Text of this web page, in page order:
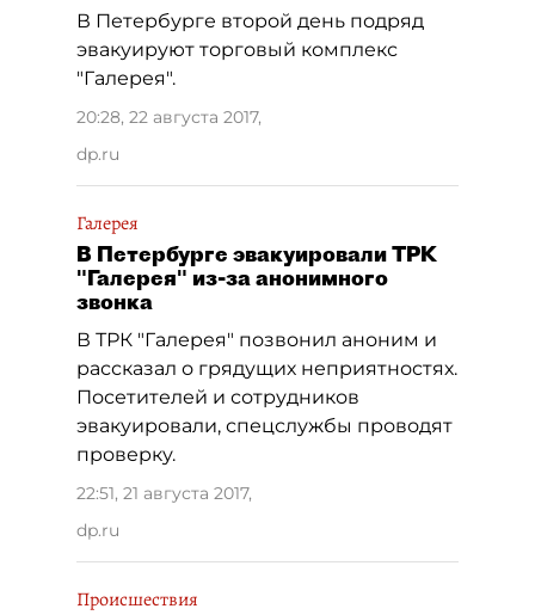
В Петербурге второй день подряд
эвакуируют торговый комплекс
"Галерея".
20:28, 22 августа 2017,
dp.ru
Галерея
В Петербурге эвакуировали ТРК
"Галерея" из-за анонимного
звонка
В ТРК "Галерея" позвонил аноним и
рассказал о грядущих неприятностях.
Посетителей и сотрудников
эвакуировали, спецслужбы проводят
проверку.
22:51, 21 августа 2017,
dp.ru
Происшествия